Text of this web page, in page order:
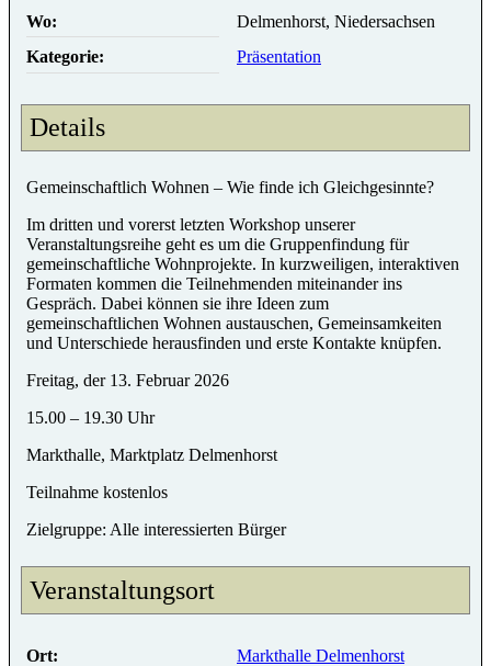
Wo:
Delmenhorst, Niedersachsen
Kategorie:
Präsentation
Details
Gemeinschaftlich Wohnen – Wie finde ich Gleichgesinnte?
Im dritten und vorerst letzten Workshop unserer
Veranstaltungsreihe geht es um die Gruppenfindung für
gemeinschaftliche Wohnprojekte. In kurzweiligen, interaktiven
Formaten kommen die Teilnehmenden miteinander ins
Gespräch. Dabei können sie ihre Ideen zum
gemeinschaftlichen Wohnen austauschen, Gemeinsamkeiten
und Unterschiede herausfinden und erste Kontakte knüpfen.
Freitag, der 13. Februar 2026
15.00 – 19.30 Uhr
Markthalle, Marktplatz Delmenhorst
Teilnahme kostenlos
Zielgruppe: Alle interessierten Bürger
Veranstaltungsort
Ort: Markthalle Delmenhorst